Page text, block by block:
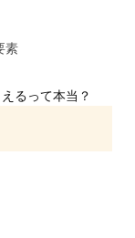
素
るって本当？